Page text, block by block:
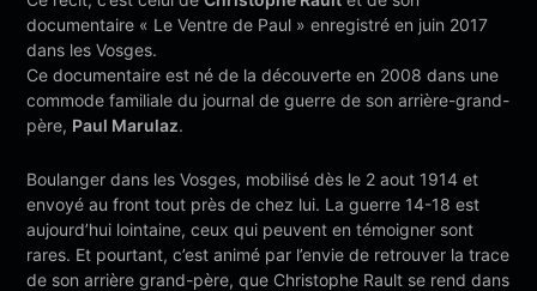
documentaire « Le Ventre de Paul » enregistré en juin 2017
dans les Vosges.
Ce documentaire est né de la découverte en 2008 dans une
commode familiale du journal de guerre de son arrière-grand-
père, Paul Marulaz.
Boulanger dans les Vosges, mobilisé dès le 2 aout 1914 et
envoyé au front tout près de chez lui. La guerre 14-18 est
aujourd’hui lointaine, ceux qui peuvent en témoigner sont
rares. Et pourtant, c’est animé par l’envie de retrouver la trace
de son arrière grand-père, que Christophe Rault se rend dans